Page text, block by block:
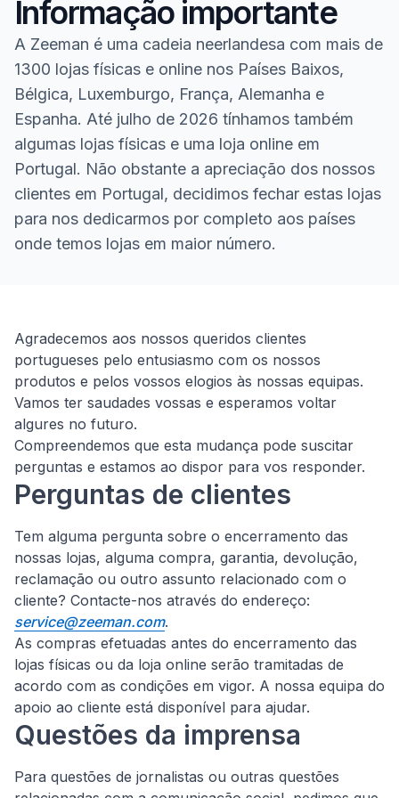
Informação importante
A Zeeman é uma cadeia neerlandesa com mais de
1300 lojas físicas e online nos Países Baixos,
Bélgica, Luxemburgo, França, Alemanha e
Espanha. Até julho de 2026 tínhamos também
algumas lojas físicas e uma loja online em
Portugal. Não obstante a apreciação dos nossos
clientes em Portugal, decidimos fechar estas lojas
para nos dedicarmos por completo aos países
onde temos lojas em maior número.
Homepage
Agradecemos aos nossos queridos clientes
portugueses pelo entusiasmo com os nossos
produtos e pelos vossos elogios às nossas equipas.
Vamos ter saudades vossas e esperamos voltar
algures no futuro.
Compreendemos que esta mudança pode suscitar
perguntas e estamos ao dispor para vos responder.
Perguntas de clientes
Tem alguma pergunta sobre o encerramento das
nossas lojas, alguma compra, garantia, devolução,
reclamação ou outro assunto relacionado com o
cliente? Contacte-nos através do endereço:
service@zeeman.com.
As compras efetuadas antes do encerramento das
lojas físicas ou da loja online serão tramitadas de
acordo com as condições em vigor. A nossa equipa do
apoio ao cliente está disponível para ajudar.
Questões da imprensa
Para questões de jornalistas ou outras questões